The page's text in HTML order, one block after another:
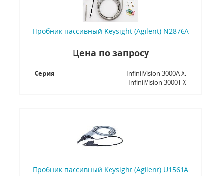
Пробник пассивный Keysight (Agilent) N2876A
Цена по запросу
Серия
InfiniiVision 3000A X,
InfiniiVision 3000T X
Пробник пассивный Keysight (Agilent) U1561A